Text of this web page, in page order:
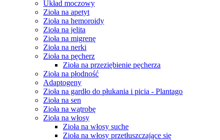
Układ moczowy
Zioła na apetyt
Zioła na hemoroidy
Zioła na jelita
Zioła na migrenę
Zioła na nerki
Zioła na pęcherz
Zioła na przeziębienie pęcherza
Zioła na płodność
Adaptogeny
Zioła na gardło do płukania i picia - Plantago
Zioła na sen
Zioła na wątrobę
Zioła na włosy
Zioła na włosy suche
Zioła na włosy przetłuszczające się